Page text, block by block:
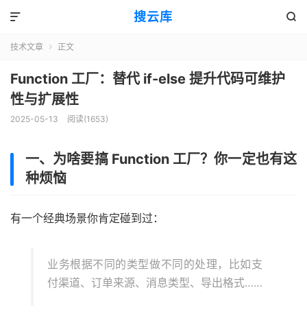
搜云库 

技术文章  正文
Function 工厂：替代 if-else 提升代码可维护
性与扩展性
2025-05-13 阅读(1653)
一、为啥要搞 Function 工厂？你一定也有这
种烦恼
有一个经典场景你肯定碰到过：
业务根据不同的类型做不同的处理，比如支
付渠道、订单来源、消息类型、导出格式……